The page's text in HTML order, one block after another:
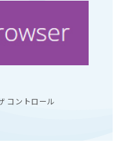
コントロール